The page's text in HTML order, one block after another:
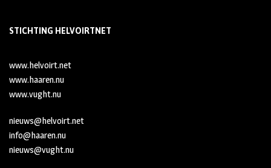
STICHTING HELVOIRTNET
www.helvoirt.net
www.haaren.nu
www.vught.nu
nieuws@helvoirt.net
info@haaren.nu
nieuws@vught.nu